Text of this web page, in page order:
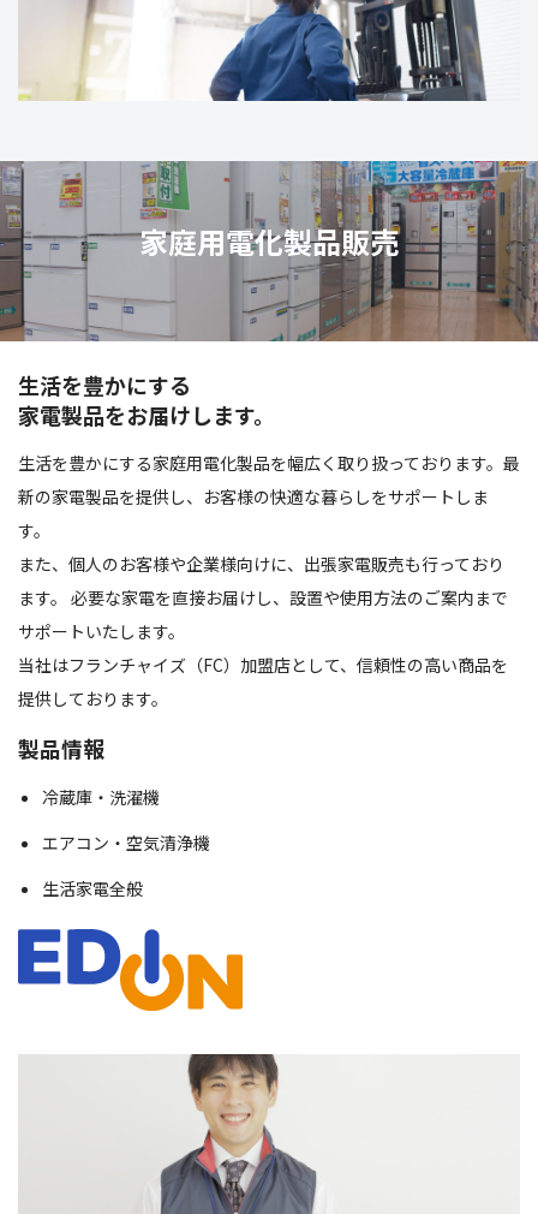
家庭用電化製品販売
生活を豊かにする
家電製品をお届けします。
生活を豊かにする家庭用電化製品を幅広く取り扱っております。最
新の家電製品を提供し、お客様の快適な暮らしをサポートしま
す。
また、個人のお客様や企業様向けに、出張家電販売も行っており
ます。 必要な家電を直接お届けし、設置や使用方法のご案内まで
サポートいたします。
当社はフランチャイズ（FC）加盟店として、信頼性の高い商品を
提供しております。
製品情報
冷蔵庫・洗濯機
エアコン・空気清浄機
生活家電全般